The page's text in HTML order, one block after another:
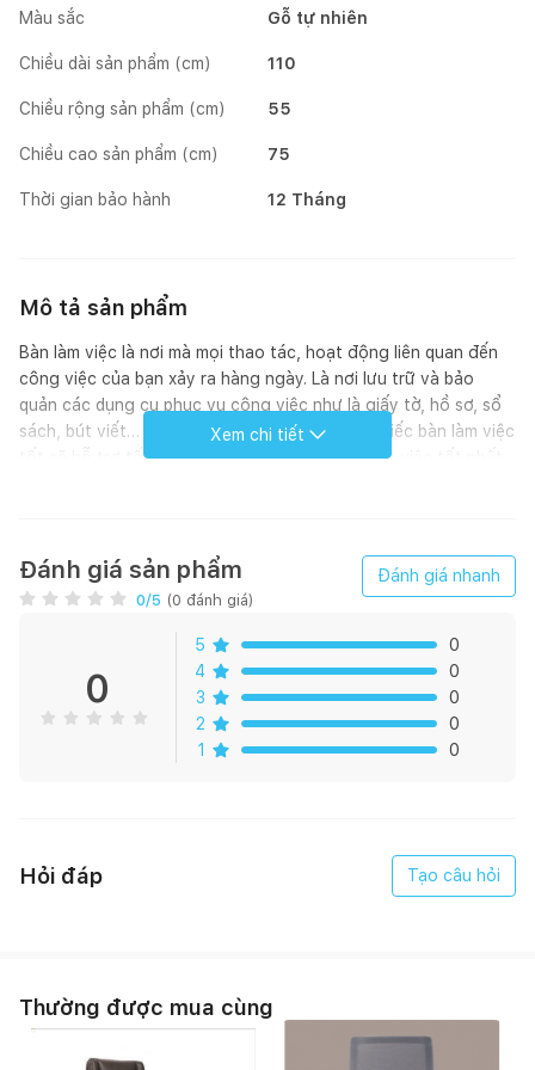
Màu sắc Gỗ tự nhiên
Chiều dài sản phẩm (cm) 110
Chiều rộng sản phẩm (cm) 55
Chiều cao sản phẩm (cm) 75
Thời gian bảo hành 12 Tháng
Mô tả sản phẩm
Bàn làm việc là nơi mà mọi thao tác, hoạt động liên quan đến
công việc của bạn xảy ra hàng ngày. Là nơi lưu trữ và bảo
quản các dụng cụ phục vụ công việc như là giấy tờ, hồ sơ, sổ
sách, bút viết… thậm chí là để máy tính. Một chiếc bàn làm việc
tốt sẽ hỗ trợ tối đa để giúp bạn có hiệu quả làm việc tốt nhất,
Xem chi tiết
Đánh giá sản phẩm
0/5 (0 đánh giá)
Đánh giá nhanh
0
5
0
4
0
3
0
2
0
1
0
Hỏi đáp Tạo câu hỏi
Thường được mua cùng